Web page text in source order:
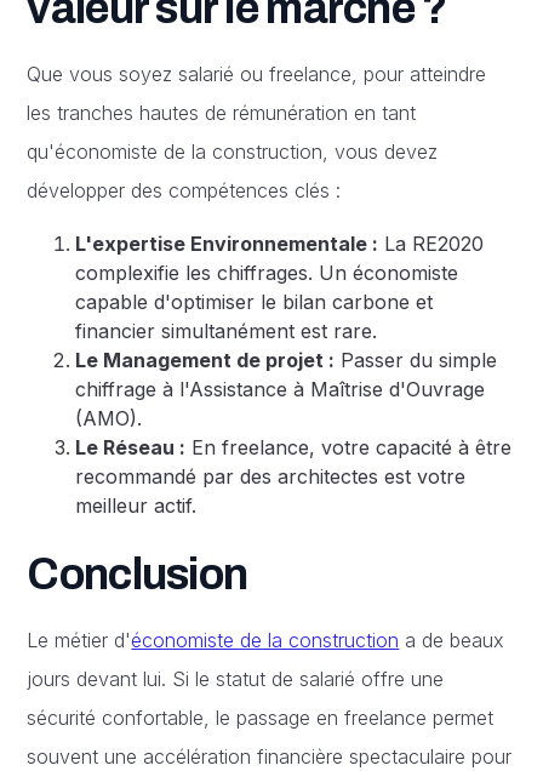
Que vous soyez salarié ou freelance, pour atteindre
les tranches hautes de rémunération en tant
qu'économiste de la construction, vous devez
développer des compétences clés :
L'expertise Environnementale : La RE2020
complexifie les chiffrages. Un économiste
capable d'optimiser le bilan carbone et
financier simultanément est rare.
Le Management de projet : Passer du simple
chiffrage à l'Assistance à Maîtrise d'Ouvrage
(AMO).
Le Réseau : En freelance, votre capacité à être
recommandé par des architectes est votre
meilleur actif.
Conclusion
Le métier d'économiste de la construction a de beaux
jours devant lui. Si le statut de salarié offre une
sécurité confortable, le passage en freelance permet
souvent une accélération financière spectaculaire pour